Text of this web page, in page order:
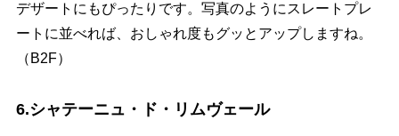
デザートにもぴったりです。写真のようにスレートプレ
ートに並べれば、おしゃれ度もグッとアップしますね。
（B2F）
6.シャテーニュ・ド・リムヴェール